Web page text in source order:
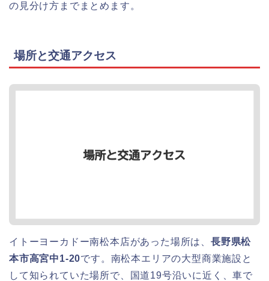
の見分け方までまとめます。
場所と交通アクセス
イトーヨーカドー南松本店があった場所は、 長野県松
本市高宮中1-20です。南松本エリアの大型商業施設と
して知られていた場所で、国道19号沿いに近く、車で